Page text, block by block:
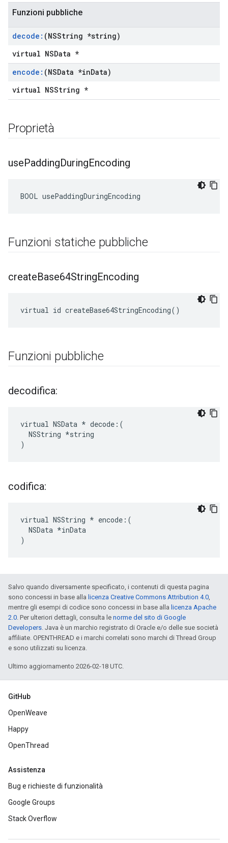
Funzioni pubbliche
decode: (NSString *string)
virtual NSData *
encode: (NSData *inData)
virtual NSString *
Proprietà
usePaddingDuringEncoding
BOOL usePaddingDuringEncoding
Funzioni statiche pubbliche
createBase64StringEncoding
virtual id createBase64StringEncoding()
Funzioni pubbliche
decodifica:
virtual NSData * decode:(
  NSString *string
)
codifica:
virtual NSString * encode:(
  NSData *inData
)
Salvo quando diversamente specificato, i contenuti di questa pagina
sono concessi in base alla licenza Creative Commons Attribution 4.0,
mentre gli esempi di codice sono concessi in base alla licenza Apache
2.0. Per ulteriori dettagli, consulta le norme del sito di Google
Developers. Java è un marchio registrato di Oracle e/o delle sue società
affiliate. OPENTHREAD e i marchi correlati sono marchi di Thread Group
e sono utilizzati su licenza.
Ultimo aggiornamento 2026-02-18 UTC.
GitHub
OpenWeave
Happy
OpenThread
Assistenza
Bug e richieste di funzionalità
Google Groups
Stack Overflow